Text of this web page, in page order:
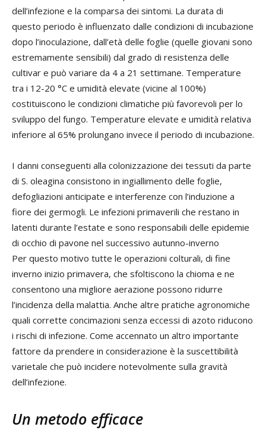
dell’infezione e la comparsa dei sintomi. La durata di
questo periodo è influenzato dalle condizioni di incubazione
dopo l’inoculazione, dall’età delle foglie (quelle giovani sono
estremamente sensibili) dal grado di resistenza delle
cultivar e può variare da 4 a 21 settimane. Temperature
tra i 12-20 °C e umidità elevate (vicine al 100%)
costituiscono le condizioni climatiche più favorevoli per lo
sviluppo del fungo. Temperature elevate e umidità relativa
inferiore al 65% prolungano invece il periodo di incubazione.
I danni conseguenti alla colonizzazione dei tessuti da parte
di S. oleagina consistono in ingiallimento delle foglie,
defogliazioni anticipate e interferenze con l’induzione a
fiore dei germogli. Le infezioni primaverili che restano in
latenti durante l’estate e sono responsabili delle epidemie
di occhio di pavone nel successivo autunno-inverno
Per questo motivo tutte le operazioni colturali, di fine
inverno inizio primavera, che sfoltiscono la chioma e ne
consentono una migliore aerazione possono ridurre
l’incidenza della malattia. Anche altre pratiche agronomiche
quali corrette concimazioni senza eccessi di azoto riducono
i rischi di infezione. Come accennato un altro importante
fattore da prendere in considerazione è la suscettibilità
varietale che può incidere notevolmente sulla gravità
dell’infezione.
Un metodo efficace